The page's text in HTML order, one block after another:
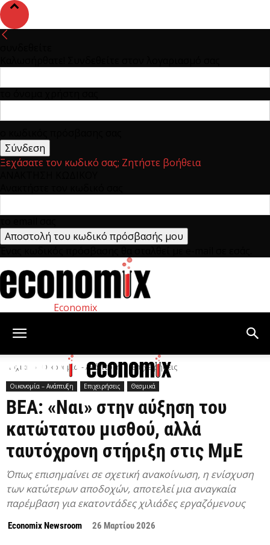
Ξεχάσατε τον κωδικό σας; Ζητήστε βοήθεια
Economix
Αρχική Οικονομία – Ανάπτυξη Επιχειρήσεις
Οικονομία – Ανάπτυξη Επιχειρήσεις Θεσμικά
ΒΕΑ: «Ναι» στην αύξηση του
κατώτατου μισθού, αλλά
ταυτόχρονη στήριξη στις ΜμΕ
Όπως επισημαίνει σε σχετική ανακοίνωση, η ενίσχυση
των κατώτερων αποδοχών, αποτελεί μια αναγκαία
παρέμβαση για εκατοντάδες χιλιάδες εργαζόμενους
Economix Newsroom 26 Μαρτίου 2026